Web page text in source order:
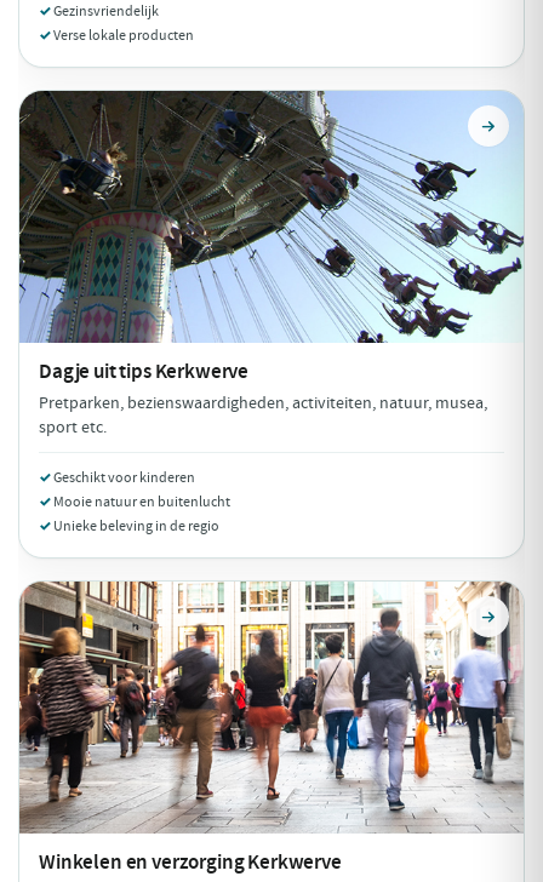
Gezinsvriendelijk
Verse lokale producten
Dagje uit tipsKerkwerve
Pretparken, bezienswaardigheden, activiteiten, natuur, musea,
sport etc.
Geschikt voor kinderen
Mooie natuur en buitenlucht
Unieke beleving in de regio
Winkelen en verzorgingKerkwerve